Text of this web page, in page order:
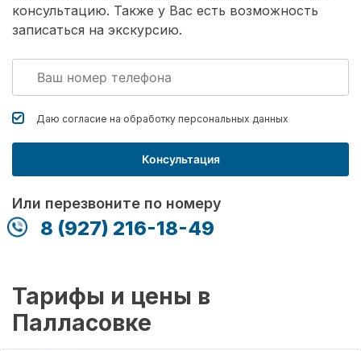
консультацию. Также у Вас есть возможность
записаться на экскурсию.
Даю согласие на обработку персональных данных
Консультация
Или перезвоните по номеру
8 (927) 216-18-49
Тарифы и цены в
Палласовке